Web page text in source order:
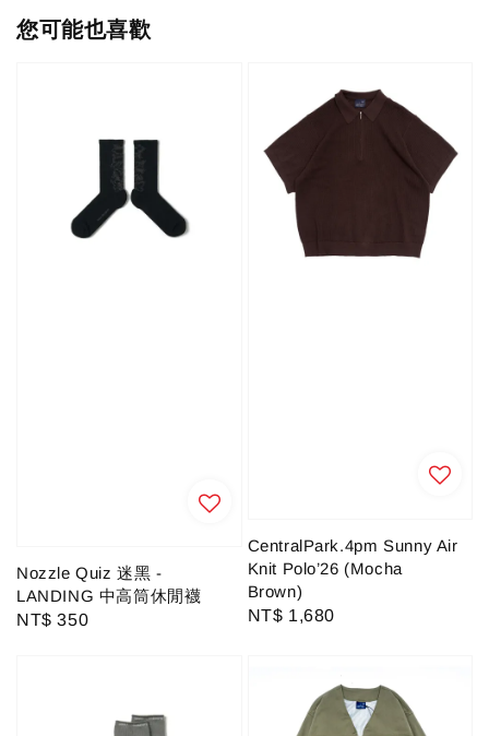
您可能也喜歡
Nozzle Quiz 迷黑 -
LANDING 中高筒休閒襪
Regular
NT$ 350
CentralPark.4pm Sunny Air
Knit Polo’26 (Mocha
Brown)
Regular
NT$ 1,680